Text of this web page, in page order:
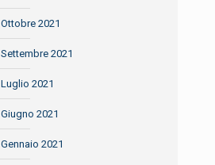
Ottobre 2021
Settembre 2021
Luglio 2021
Giugno 2021
Gennaio 2021